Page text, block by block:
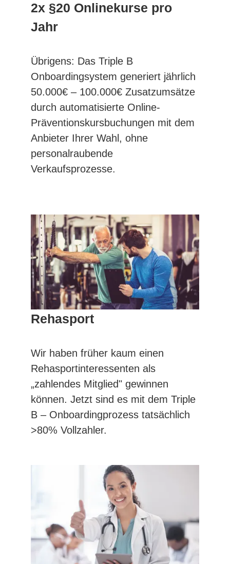
2x §20 Onlinekurse pro
Jahr
Übrigens: Das Triple B
Onboardingsystem generiert jährlich
50.000€ – 100.000€ Zusatzumsätze
durch automatisierte Online-
Präventionskursbuchungen mit dem
Anbieter Ihrer Wahl, ohne
personalraubende
Verkaufsprozesse.
Rehasport
Wir haben früher kaum einen
Rehasportinteressenten als
„zahlendes Mitglied" gewinnen
können. Jetzt sind es mit dem Triple
B – Onboardingprozess tatsächlich
>80% Vollzahler.